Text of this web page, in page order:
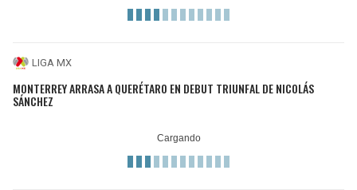
LIGA MX
MONTERREY ARRASA A QUERÉTARO EN DEBUT TRIUNFAL DE NICOLÁS
SÁNCHEZ